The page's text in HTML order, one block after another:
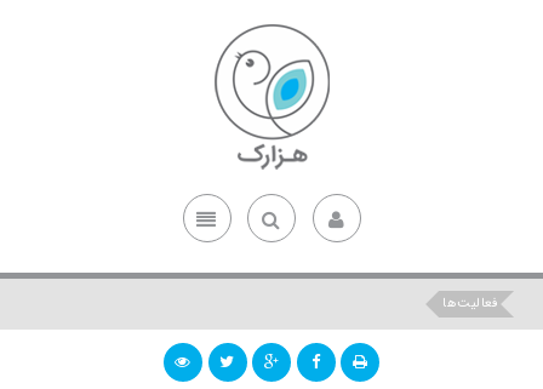
فعالیت‌ها